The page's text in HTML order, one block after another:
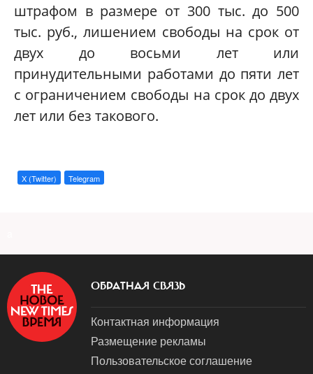
штрафом в размере от 300 тыс. до 500
тыс. руб., лишением свободы на срок от
двух до восьми лет или
принудительными работами до пяти лет
с ограничением свободы на срок до двух
лет или без такового.
X (Twitter) Telegram
ОБРАТНАЯ СВЯЗЬ
Контактная информация
Размещение рекламы
Пользовательское соглашение